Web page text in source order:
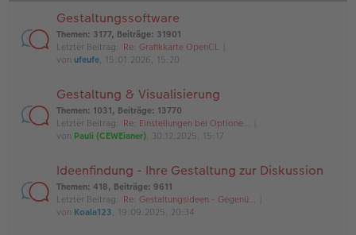
Gestaltungssoftware
Themen: 3177, Beiträge: 31901
Letzter Beitrag: Re: Grafikkarte OpenCL
von ufeufe, 15.01.2026, 15:20
Gestaltung & Visualisierung
Themen: 1031, Beiträge: 13770
Letzter Beitrag: Re: Einstellungen bei Optione…
von Pauli (CEWEianer), 30.12.2025, 15:17
Ideenfindung - Ihre Gestaltung zur Diskussion
Themen: 418, Beiträge: 9611
Letzter Beitrag: Re: Gestaltungsideen - Gegenü…
von Koala123, 19.09.2025, 20:34